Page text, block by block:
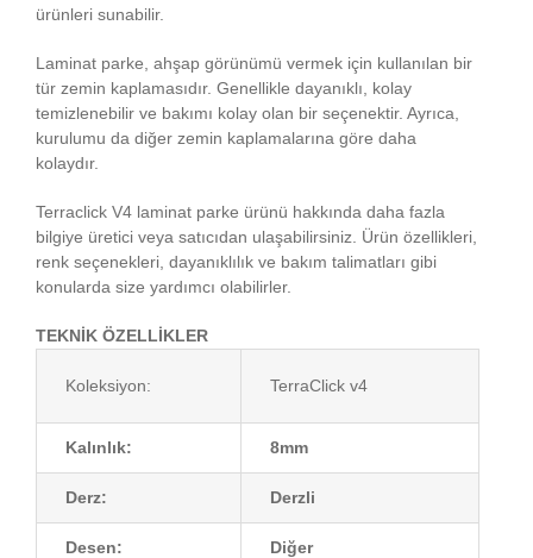
ürünleri sunabilir.
Laminat parke, ahşap görünümü vermek için kullanılan bir
tür zemin kaplamasıdır. Genellikle dayanıklı, kolay
temizlenebilir ve bakımı kolay olan bir seçenektir. Ayrıca,
kurulumu da diğer zemin kaplamalarına göre daha
kolaydır.
Terraclick V4 laminat parke ürünü hakkında daha fazla
bilgiye üretici veya satıcıdan ulaşabilirsiniz. Ürün özellikleri,
renk seçenekleri, dayanıklılık ve bakım talimatları gibi
konularda size yardımcı olabilirler.
TEKNİK ÖZELLİKLER
Koleksiyon: TerraClick v4
Kalınlık: 8mm
Derz: Derzli
Desen: Diğer